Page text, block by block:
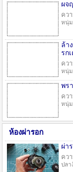
ผจ
คว
หนุ่ม
ล้า
รก
คว
หนุ่ม
พร
คว
หนุ่ม
ห้องผ่ารอก
ผ่า
คว
ปลา